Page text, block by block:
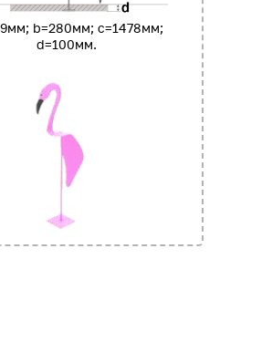
b=280мм; c=1478мм;
d=100мм.